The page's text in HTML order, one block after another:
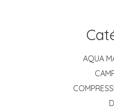
AQUA